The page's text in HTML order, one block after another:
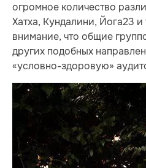
огромное количество
Хатха, Кундалини, Йога23
внимание, что общие
других подобных
«условно-здоровую»